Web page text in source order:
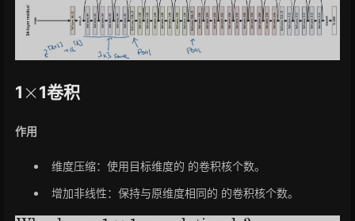
1 1卷积
作用
维度压缩：使用目标维度的 的卷积核个数。
增加非线性：保持与原维度相同的 的卷积核个数。